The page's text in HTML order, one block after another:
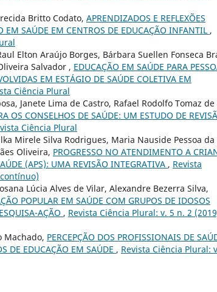
Britto Codato, APRENDIZADOS E REFLEXÕES
SAÚDE EM CENTROS DE EDUCAÇÃO INFANTIL ,
Elton Araújo Borges, Bárbara Suellen Fonseca
Salvador , EDUCAÇÃO EM SAÚDE PARA
EM ESTÁGIO DE SAÚDE COLETIVA EM
Ciência Plural
Janete Lima de Castro, Rafael Rodolfo Tomaz de
OS CONSELHOS DE SAÚDE: UM ESTUDO DE
Ciência Plural
Mirele Silva Rodrigues, Maria Nauside Pessoa da
Oliveira, PROGRESSO NO ATENDIMENTO A
(APS): UMA REVISÃO INTEGRATIVA , Revista
Lúcia Alves de Vilar, Alexandre Bezerra Silva,
POPULAR EM SAÚDE COM GRUPOS DE IDOSOS
AÇÃO , Revista Ciência Plural: v. 5 n. 2
Machado, PERCEPÇÃO DOS PROFISSIONAIS DE
DE EDUCAÇÃO EM SAÚDE , Revista Ciência Plural: